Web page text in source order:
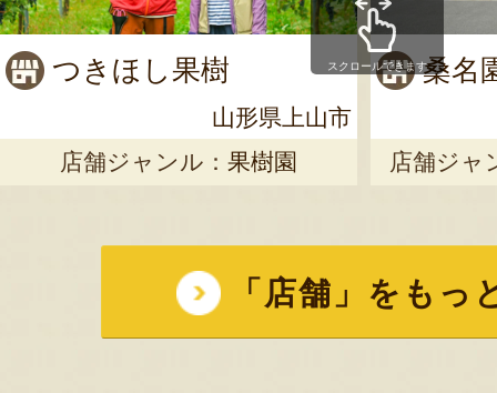
つきほし果樹
山形県上山市
店舗ジャンル： 果樹園
桑名
店舗ジャ
スクロールできます
「店舗」をもっ